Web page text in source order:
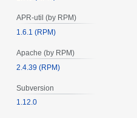
APR-util (by RPM)
1.6.1 (RPM)
Apache (by RPM)
2.4.39 (RPM)
Subversion
1.12.0